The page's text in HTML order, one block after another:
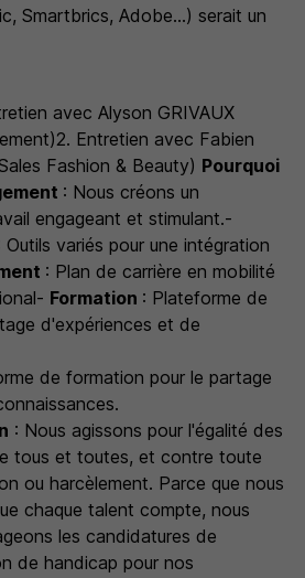
Smartbrics, Adobe...) serait un
avec Alyson GRIVAUX
Entretien avec Fabien
Fashion & Beauty) Pourquoi
: Nous créons un
engageant et stimulant.-
Outils variés pour une intégration
: Plan de carrière en mobilité
Formation : Plateforme de
d'expériences et de
de formation pour le partage
: Nous agissons pour l'égalité des
tous et toutes, et contre toute
ou harcèlement. Parce que nous
chaque talent compte, nous
les candidatures de
de handicap pour nos